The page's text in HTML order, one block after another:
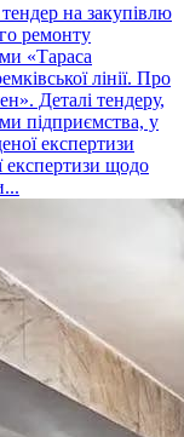
на закупівлю
ремонту
«Тараса
лінії. Про
Деталі тендеру,
підприємства, у
експертизи
експертизи щодо